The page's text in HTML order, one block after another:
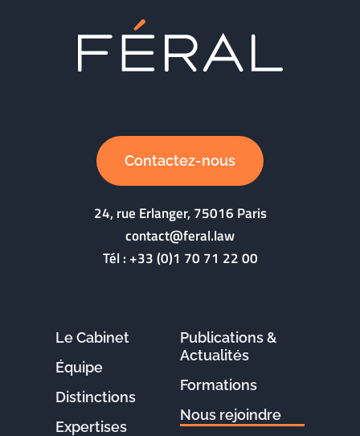
Contactez-nous
24, rue Erlanger, 75016 Paris
contact@feral.law
Tél :+33 (0)1 70 71 22 00
Le Cabinet
Équipe
Distinctions
Expertises
Publications &
Actualités
Formations
Nous rejoindre